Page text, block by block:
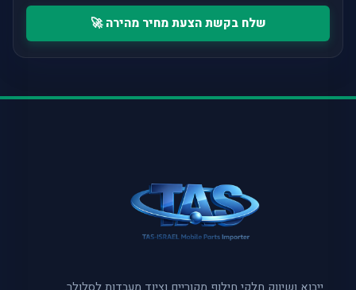
שלח בקשת הצעת מחיר מהירה 🚀